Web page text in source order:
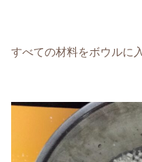
すべての材料をボウルに